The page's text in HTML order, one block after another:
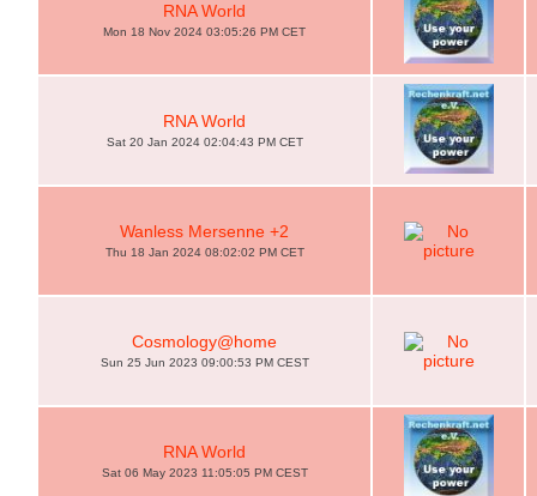
RNA World
Mon 18 Nov 2024 03:05:26 PM CET
RNA World
Sat 20 Jan 2024 02:04:43 PM CET
Wanless Mersenne +2
Thu 18 Jan 2024 08:02:02 PM CET
Cosmology@home
Sun 25 Jun 2023 09:00:53 PM CEST
RNA World
Sat 06 May 2023 11:05:05 PM CEST